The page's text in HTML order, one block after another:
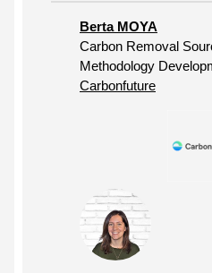
Berta MOYA
Carbon Removal
Methodology
Carbonfuture